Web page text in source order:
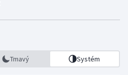
Tmavý Systém